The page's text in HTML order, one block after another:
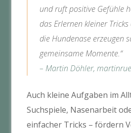
und ruft positive Gefühle
das Erlernen kleiner
die Hundenase erzeugen
gemeinsame Momente.“
– Martin Döhler,
Auch kleine Aufgaben im
Suchspiele, Nasenarbeit
einfacher Tricks – fördern